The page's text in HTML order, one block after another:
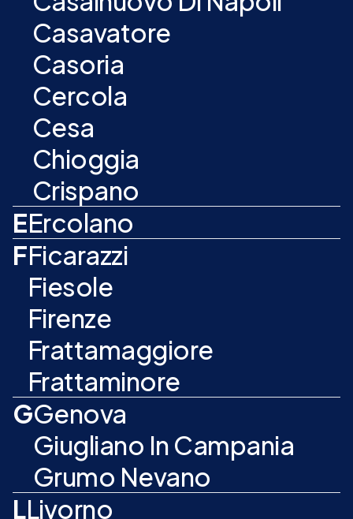
Casavatore
Casoria
Cercola
Cesa
Chioggia
Crispano
EErcolano
FFicarazzi
Fiesole
Firenze
Frattamaggiore
Frattaminore
GGenova
Giugliano In Campania
Grumo Nevano
LLivorno